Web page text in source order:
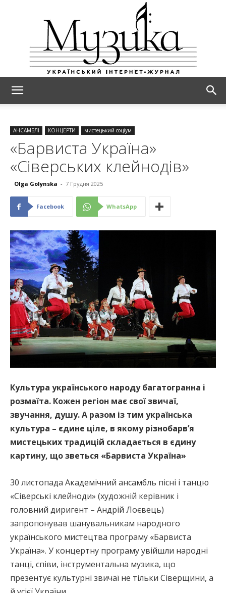
АНСАМБЛІ КОНЦЕРТИ мистецький соціум
«Барвиста Україна»
«Сіверських клейнодів»
Olga Golynska - 7 Грудня 2025
Facebook WhatsApp
Культура українського народу багатогранна і
розмаїта. Кожен регіон має свої звичаї,
звучання, душу. А разом із тим українська
культура – єдине ціле, в якому різнобарв’я
мистецьких традицій складається в єдину
картину, що зветься «Барвиста Україна»
30 листопада Академічний ансамбль пісні і танцю
«Сіверські клейноди» (художній керівник і
головний диригент – Андрій Лоєвець)
запропонував шанувальникам народного
українського мистецтва програму «Барвиста
Україна». У концертну програму увійшли народні
танці, співи, інструментальна музика, що
презентує культурні звичаї не тільки Сіверщини, а